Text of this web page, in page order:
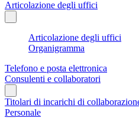
Articolazione degli uffici
Articolazione degli uffici
Organigramma
Telefono e posta elettronica
Consulenti e collaboratori
Titolari di incarichi di
Personale